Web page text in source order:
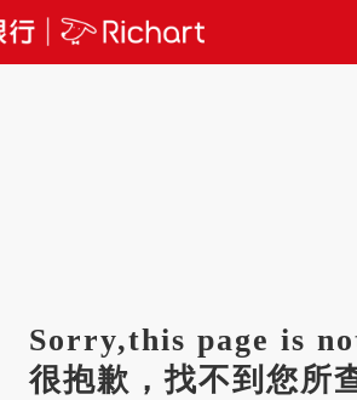
Sorry,this page is
很抱歉，找不到您所